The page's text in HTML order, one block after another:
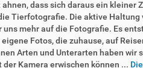
dass sich daraus ein
Tierfotografie. Die aktive
uns mehr auf die Fotografie. Es
Fotos, die zuhause, auf
Arten und Unterarten haben
Kamera erwischen können ...